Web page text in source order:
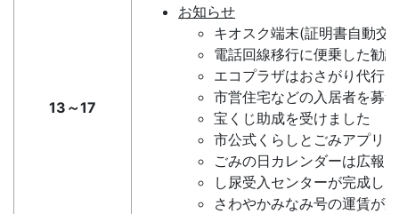
13～17
お知らせ
キオスク端末(証明書自動交
電話回線移行に便乗した勧
エコプラザはおさがり代行
市営住宅などの入居者を募
宝くじ助成を受けました
市公式くらしとごみアプリ
ごみの日カレンダーは広報
し尿受入センターが完成し
さわやかみなみ号の運賃が